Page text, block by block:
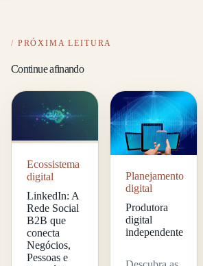
PRÓXIMA LEITURA
Continue afinando
Ecossistema
digital
LinkedIn: A
Rede Social
B2B que
conecta
Negócios,
Pessoas e
Planejamento
digital
Produtora
digital
independente